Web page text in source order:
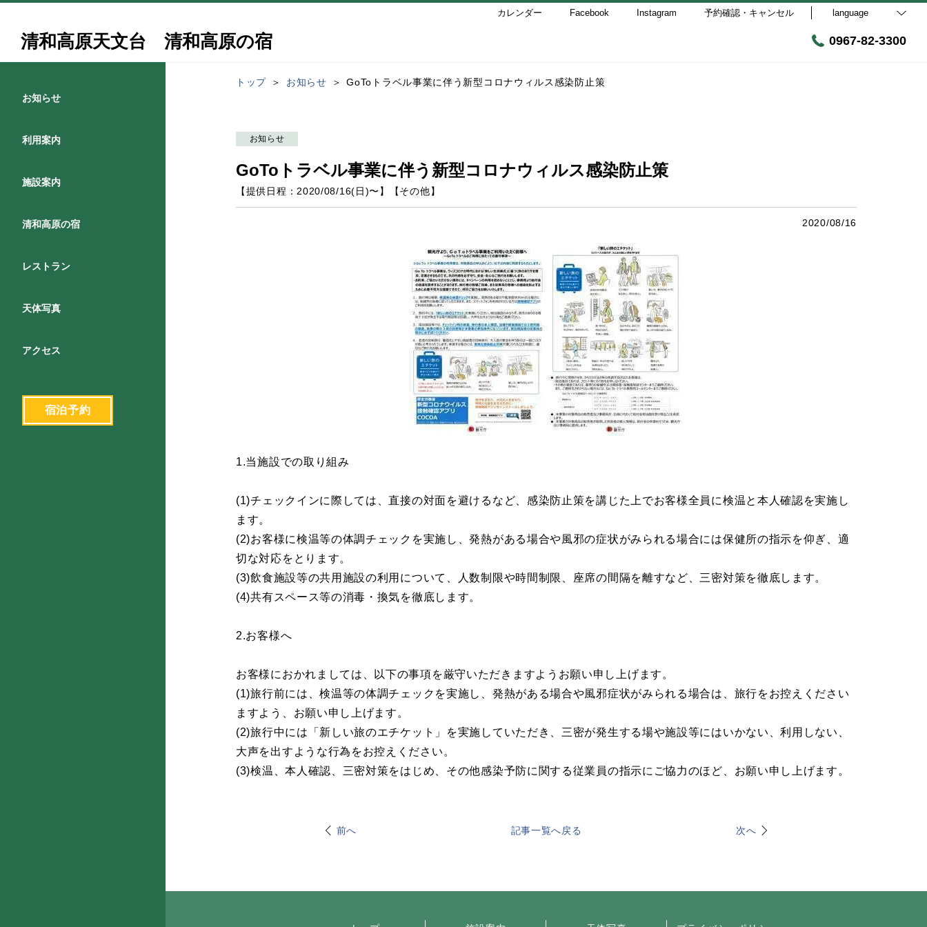
カレンダー Facebook Instagram 予約確認・キャンセル language
清和高原天文台 清和高原の宿 0967-82-3300
お知らせ
利用案内
施設案内
清和高原の宿
レストラン
天体写真
アクセス
宿泊予約
トップ お知らせ GoToトラベル事業に伴う新型コロナウィルス感染防止策
お知らせ
GoToトラベル事業に伴う新型コロナウィルス感染防止策
【提供日程： 2020/08/16(日)〜】 【その他】
2020/08/16
1.当施設での取り組み
(1)チェックインに際しては、直接の対面を避けるなど、感染防止策を講じた上でお客様全員に検温と本人確認を実施し
ます。
(2)お客様に検温等の体調チェックを実施し、発熱がある場合や風邪の症状がみられる場合には保健所の指示を仰ぎ、適
切な対応をとります。
(3)飲食施設等の共用施設の利用について、人数制限や時間制限、座席の間隔を離すなど、三密対策を徹底します。
(4)共有スペース等の消毒・換気を徹底します。
2.お客様へ
お客様におかれましては、以下の事項を厳守いただきますようお願い申し上げます。
(1)旅行前には、検温等の体調チェックを実施し、発熱がある場合や風邪症状がみられる場合は、旅行をお控えください
ますよう、お願い申し上げます。
(2)旅行中には「新しい旅のエチケット」を実施していただき、三密が発生する場や施設等にはいかない、利用しない、
大声を出すような行為をお控えください。
(3)検温、本人確認、三密対策をはじめ、その他感染予防に関する従業員の指示にご協力のほど、お願い申し上げます。
前へ 記事一覧へ戻る 次へ